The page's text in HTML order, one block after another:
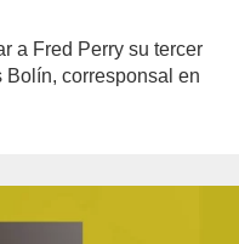
a Fred Perry su tercer
corresponsal en